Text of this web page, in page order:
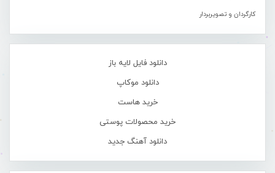
کارگردان و تصویربردار
دانلود فایل لایه باز
دانلود موکاپ
خرید هاست
خرید محصولات پوستی
دانلود آهنگ جدید